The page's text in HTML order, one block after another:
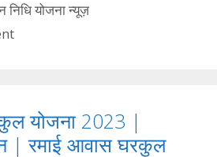
निधि योजना न्यूज़
योजना 2023 |
| रमाई आवास घरकुल